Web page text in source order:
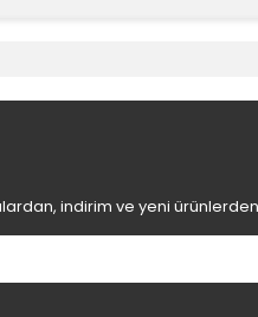
görüntülenemiyor.
olmalı.
indirim ve yeni